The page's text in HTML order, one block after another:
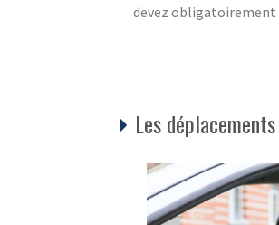
devez obligatoirement
Les